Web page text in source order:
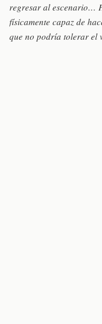
regresar al escenario…
físicamente capaz de
que no podría tolerar el